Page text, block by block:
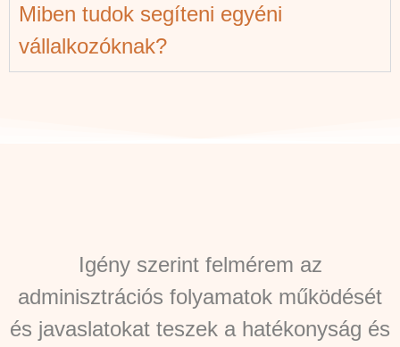
Miben tudok segíteni egyéni
vállalkozóknak?
Igény szerint felmérem az
adminisztrációs folyamatok működését
és javaslatokat teszek a hatékonyság és